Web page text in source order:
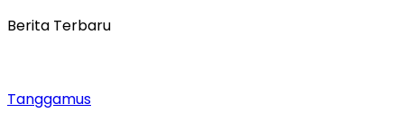
Berita Terbaru
Tanggamus